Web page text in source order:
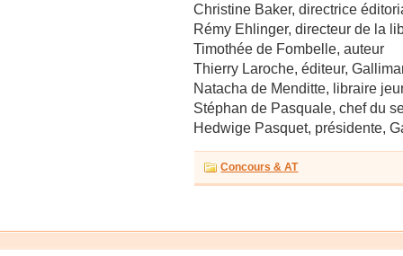
Christine Baker, directrice
Rémy Ehlinger, directeur de la
Timothée de Fombelle, auteur
Thierry Laroche, éditeur,
Natacha de Menditte, libraire
Stéphan de Pasquale, chef du
Hedwige Pasquet, présidente,
Concours & AT